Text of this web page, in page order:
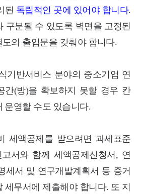
된 독립적인 곳에 있어야 합니다.
구분될 수 있도록 벽면을 고정된
의 출입문을 갖춰야 합니다.
기반서비스 분야의 중소기업 연
간(방)을 확보하지 못할 경우 칸
운영할 수도 있습니다.
세액공제를 받으려면 과세표준
서와 함께 세액공제신청서, 연
세서 및 연구개발계획서 등 증거
세무서에 제출해야 합니다. 또 지